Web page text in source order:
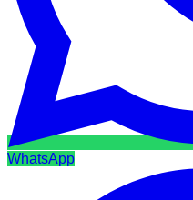
WhatsApp